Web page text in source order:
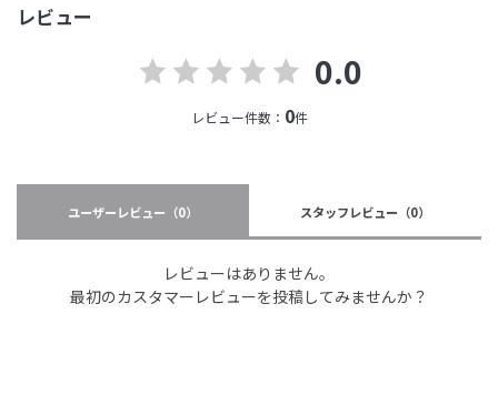
レビュー
0.0
レビュー件数： 0件
ユーザーレビュー （0） スタッフレビュー （0）
レビューはありません。
最初のカスタマーレビューを投稿してみませんか？